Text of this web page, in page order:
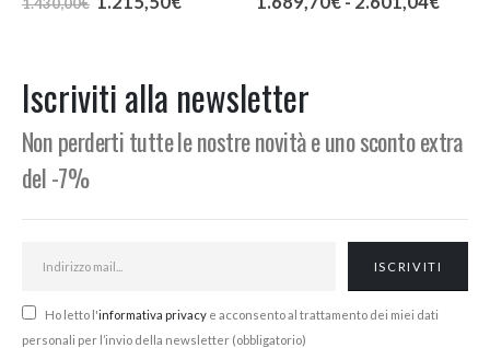
prezzo
Iscriviti alla newsletter
Non perderti tutte le nostre novità e uno sconto extra
del -7%
Ho letto l'informativa privacy e acconsento al trattamento dei miei dati
personali per l’invio della newsletter (obbligatorio)